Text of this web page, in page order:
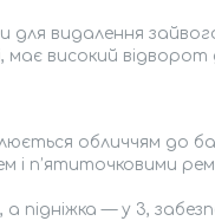
для видалення
має високий
обличчям до
і п’ятиточковими
підніжка — у 3,